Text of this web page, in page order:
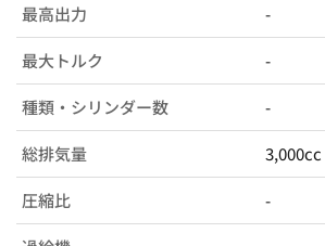
最高出力 -
最大トルク -
種類・シリンダー数 -
総排気量 3,000cc
圧縮比 -